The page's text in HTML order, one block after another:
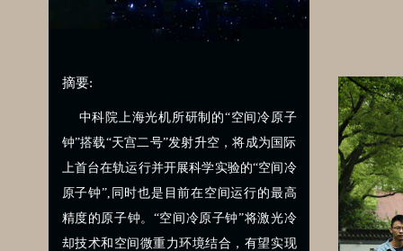
摘要:
中科院上海光机所研制的“空间冷原子
钟”搭载“天宫二号”发射升空，将成为国际
上首台在轨运行并开展科学实验的“空间冷
原子钟”,同时也是目前在空间运行的最高
精度的原子钟。“空间冷原子钟”将激光冷
却技术和空间微重力环境结合，有望实现